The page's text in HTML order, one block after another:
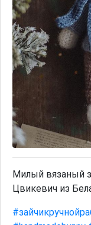
Милый вязаный
Цвикевич из